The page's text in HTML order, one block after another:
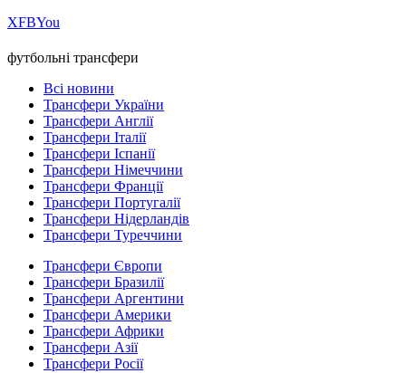
ХFBYou
футбольні трансфери
Всі новини
Трансфери України
Трансфери Англії
Трансфери Італії
Трансфери Іспанії
Трансфери Німеччини
Трансфери Франції
Трансфери Португалії
Трансфери Нідерландів
Трансфери Туреччини
Трансфери Європи
Трансфери Бразилії
Трансфери Аргентини
Трансфери Америки
Трансфери Африки
Трансфери Азії
Трансфери Росії